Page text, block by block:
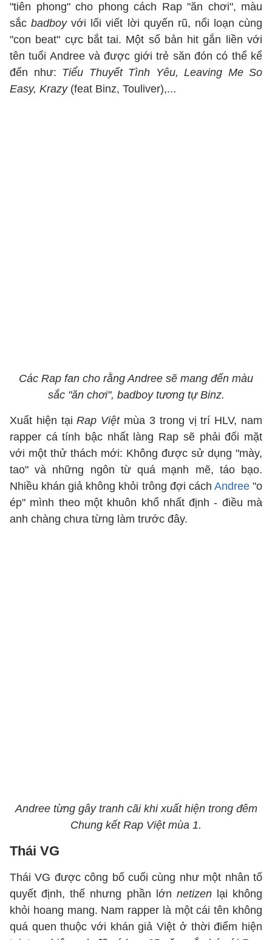
"tiên phong" cho phong cách Rap "ăn chơi", màu
sắcbadboyvới lối viết lời quyến rũ, nổi loạn cùng
"con beat" cực bắt tai. Một số bản hit gắn liền với
tên tuổi Andree và được giới trẻ săn đón có thể kể
đến như: Tiểu Thuyết Tình Yêu, Leaving Me So
Easy, Krazy(feat Binz, Touliver),...
Các Rap fan cho rằng Andree sẽ mang đến màu
sắc "ăn chơi", badboy tương tự Binz.
Xuất hiện tạiRap Việtmùa 3 trong vị trí HLV, nam
rapper cá tính bậc nhất làng Rap sẽ phải đối mặt
với một thử thách mới: Không được sử dụng "mày,
tao" và những ngôn từ quá mạnh mẽ, táo bạo.
Nhiều khán giả không khỏi trông đợi cách Andree"o
ép" mình theo một khuôn khổ nhất định - điều mà
anh chàng chưa từng làm trước đây.
Andree từng gây tranh cãi khi xuất hiện trong đêm
Chung kết Rap Việt mùa 1.
Thái VG
Thái VG được công bố cuối cùng như một nhân tố
quyết định, thế nhưng phần lớn netizen lại không
khỏi hoang mang. Nam rapper là một cái tên không
quá quen thuộc với khán giả Việt ở thời điểm hiện